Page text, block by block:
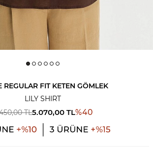
REGULAR FIT KETEN GÖMLEK
LILY SHIRT
TL5.070,00 TL%40